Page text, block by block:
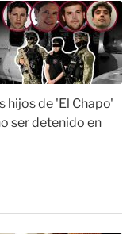
hijos de 'El Chapo'
ser detenido en